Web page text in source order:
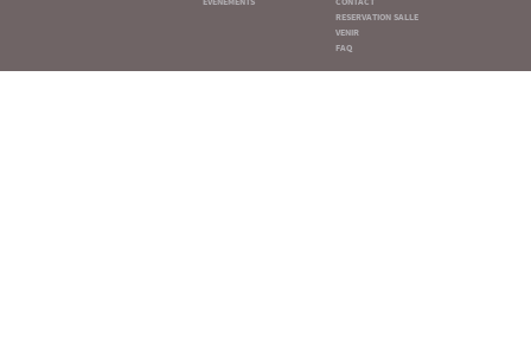
reservation salle
venir
faq